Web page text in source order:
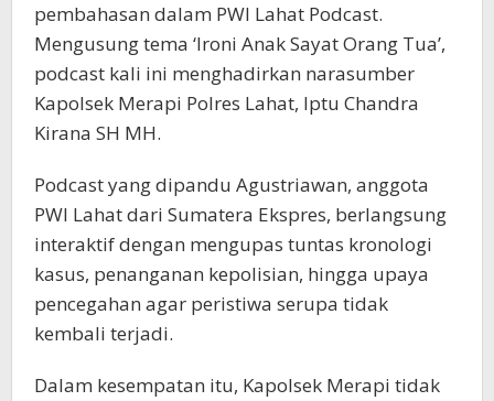
pembahasan dalam PWI Lahat Podcast.
Mengusung tema ‘Ironi Anak Sayat Orang Tua’,
podcast kali ini menghadirkan narasumber
Kapolsek Merapi Polres Lahat, Iptu Chandra
Kirana SH MH.
Podcast yang dipandu Agustriawan, anggota
PWI Lahat dari Sumatera Ekspres, berlangsung
interaktif dengan mengupas tuntas kronologi
kasus, penanganan kepolisian, hingga upaya
pencegahan agar peristiwa serupa tidak
kembali terjadi.
Dalam kesempatan itu, Kapolsek Merapi tidak